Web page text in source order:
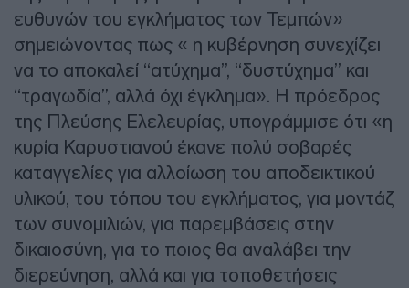
ευθυνών του εγκλήματος των Τεμπών»
σημειώνοντας πως « η κυβέρνηση συνεχίζει
να το αποκαλεί “ατύχημα”, “δυστύχημα” και
“τραγωδία”, αλλά όχι έγκλημα». Η πρόεδρος
της Πλεύσης Ελελευρίας, υπογράμμισε ότι «η
κυρία Καρυστιανού έκανε πολύ σοβαρές
καταγγελίες για αλλοίωση του αποδεικτικού
υλικού, του τόπου του εγκλήματος, για μοντάζ
των συνομιλιών, για παρεμβάσεις στην
δικαιοσύνη, για το ποιος θα αναλάβει την
διερεύνηση, αλλά και για τοποθετήσεις